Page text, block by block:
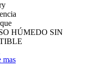
HÚMEDO SIN
mas